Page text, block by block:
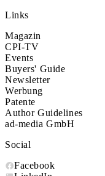
Links
Magazin
CPI-TV
Events
Buyers' Guide
Newsletter
Werbung
Patente
Author Guidelines
ad-media GmbH
Social
Facebook